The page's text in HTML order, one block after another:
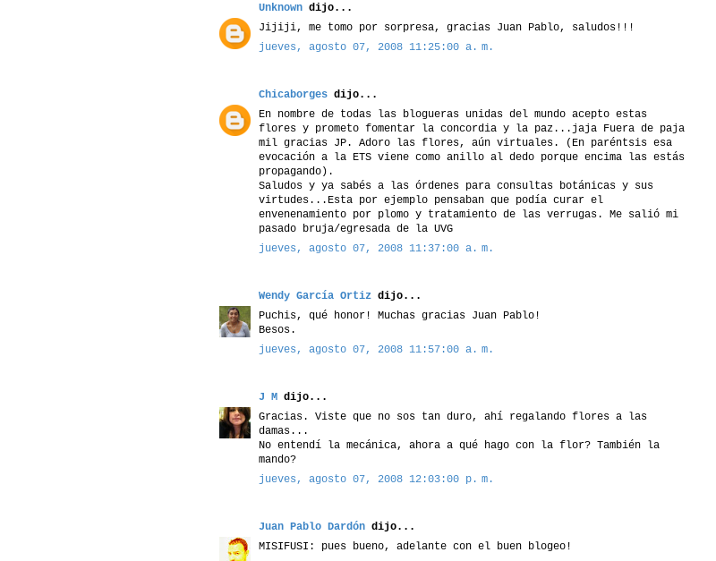
Unknown dijo...
Jijiji, me tomo por sorpresa, gracias Juan Pablo, saludos!!!
jueves, agosto 07, 2008 11:25:00 a. m.
Chicaborges dijo...
En nombre de todas las blogueras unidas del mundo acepto estas
flores y prometo fomentar la concordia y la paz...jaja Fuera de paja
mil gracias JP. Adoro las flores, aún virtuales. (En paréntsis esa
evocación a la ETS viene como anillo al dedo porque encima las estás
propagando).
Saludos y ya sabés a las órdenes para consultas botánicas y sus
virtudes...Esta por ejemplo pensaban que podía curar el
envenenamiento por plomo y tratamiento de las verrugas. Me salió mi
pasado bruja/egresada de la UVG
jueves, agosto 07, 2008 11:37:00 a. m.
Wendy García Ortiz dijo...
Puchis, qué honor! Muchas gracias Juan Pablo!
Besos.
jueves, agosto 07, 2008 11:57:00 a. m.
J M dijo...
Gracias. Viste que no sos tan duro, ahí regalando flores a las
damas...
No entendí la mecánica, ahora a qué hago con la flor? También la
mando?
jueves, agosto 07, 2008 12:03:00 p. m.
Juan Pablo Dardón dijo...
MISIFUSI: pues bueno, adelante con el buen blogeo!